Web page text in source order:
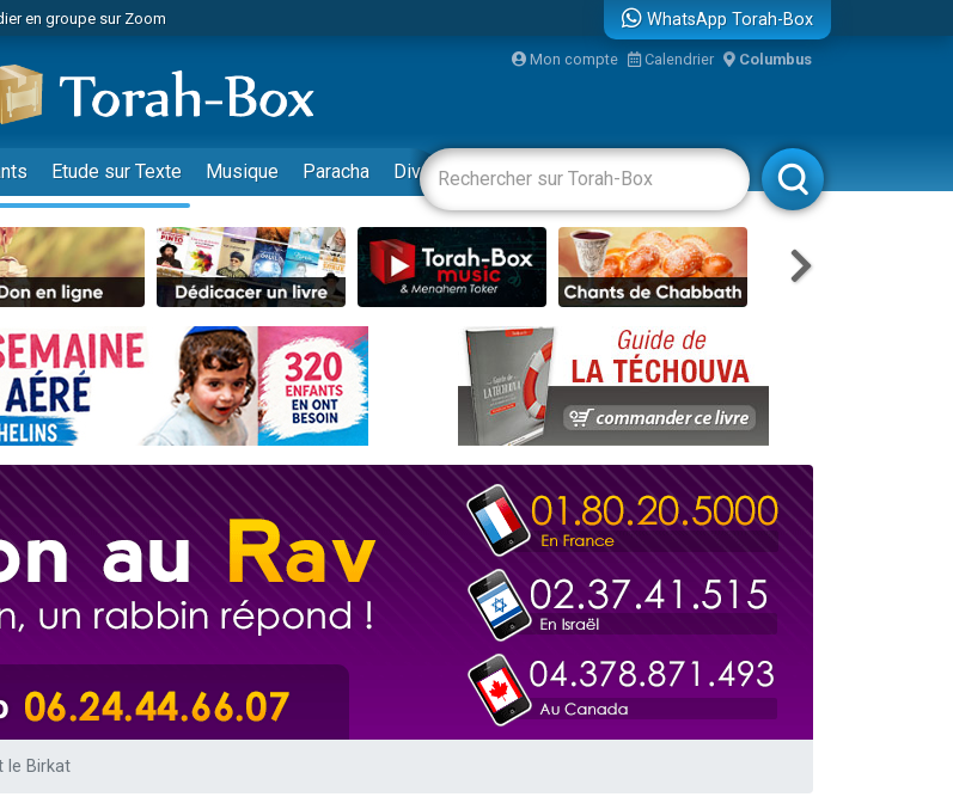
en groupe sur Zoom
sur WhatsApp
sur WhatsApp
un don pour Reloger Rivka, 6 enfants, victime de violences...
un don pour 1 Journée de Vacances Pour les Enfants
une bénédiction
sur WhatsApp
en groupe sur Zoom
sur WhatsApp
sur WhatsApp
un don pour 5 jours de vacances aux Orphelins
sur WhatsApp
une bénédiction
en groupe sur Zoom
Torah-Box Music
une bénédiction
WhatsApp Torah-Box
Mon compte Calendrier Columbus
Etude sur Texte Musique Paracha Divertissements Livres Rabbanim
le Birkat